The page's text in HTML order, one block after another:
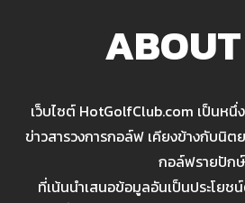
เว็บไซต์ HotGolfClub.com เป็นหนึ่
ข่าวสารวงการกอล์ฟ เคียงข้างกับนิ
กอล์ฟรายปักษ์
ที่เน้นนำเสนอข้อมูลอันเป็นประโย